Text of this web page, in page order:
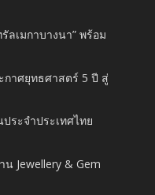
ลเมกาบางนา” พร้อม
กาศยุทธศาสตร์ 5 ปี สู่
ระจำประเทศไทย
น Jewellery & Gem